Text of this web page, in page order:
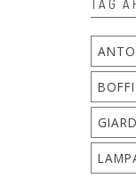
TAG
BOFFI